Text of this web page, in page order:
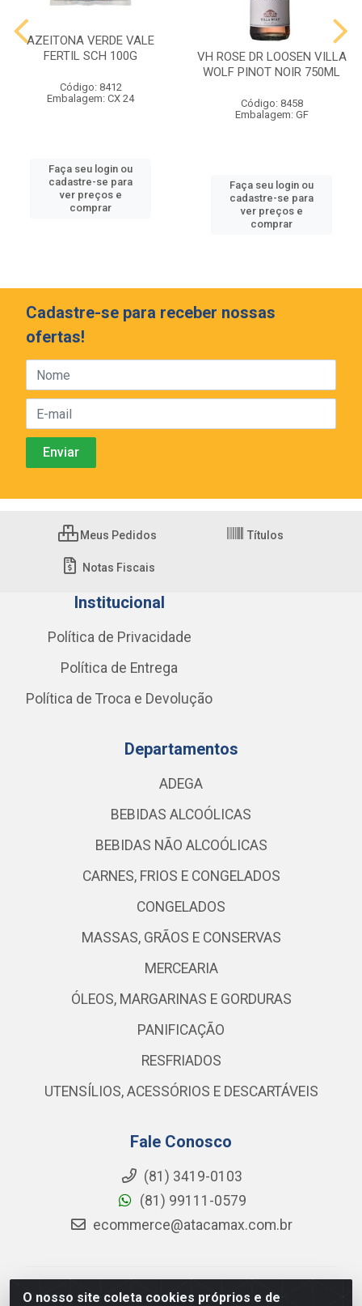
AZEITONA VERDE VALE
FERTIL SCH 100G
Código: 8412
Embalagem: CX 24
Faça seu login ou
cadastre-se para
ver preços e
comprar
VH ROSE DR LOOSEN VILLA
WOLF PINOT NOIR 750ML
Código: 8458
Embalagem: GF
Faça seu login ou
cadastre-se para
ver preços e
comprar
O nosso site coleta cookies próprios e de
Cadastre-se para receber nossas
ofertas!
Meus Pedidos Títulos
Notas Fiscais
Institucional
Política de Privacidade
Política de Entrega
Política de Troca e Devolução
Departamentos
ADEGA
BEBIDAS ALCOÓLICAS
BEBIDAS NÃO ALCOÓLICAS
CARNES, FRIOS E CONGELADOS
CONGELADOS
MASSAS, GRÃOS E CONSERVAS
MERCEARIA
ÓLEOS, MARGARINAS E GORDURAS
PANIFICAÇÃO
RESFRIADOS
UTENSÍLIOS, ACESSÓRIOS E DESCARTÁVEIS
Fale Conosco
(81) 3419-0103
(81) 99111-0579
ecommerce@atacamax.com.br
Atacamax Importadora de Alimentos LTDA - RODOVIA